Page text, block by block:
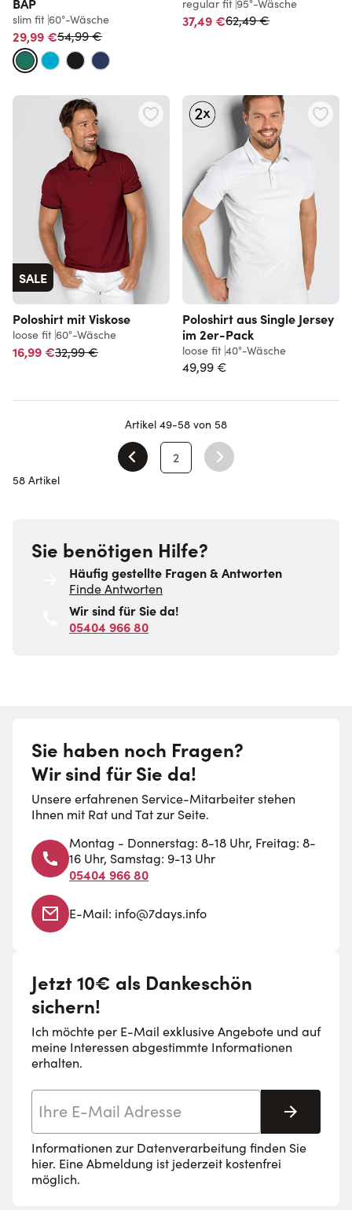
slim fit 60°-Wäsche
29,99 €Normalpreis
54,99 €
regular fit 95°-Wäsche
37,49 €Normalpreis
62,49 €
SALE
Poloshirt mit Viskose
loose fit 60°-Wäsche
16,99 €Normalpreis
32,99 €
Poloshirt aus Single Jersey
im 2er-Pack
loose fit 40°-Wäsche
49,99 €
Artikel 49-58 von 58
Sie lesen gerade Seite
2
58 Artikel
Sie benötigen Hilfe?
Häufig gestellte Fragen & Antworten
Finde Antworten
Wir sind für Sie da!
05404 966 80
Sie haben noch Fragen?
Wir sind für Sie da!
Unsere erfahrenen Service-Mitarbeiter stehen
Ihnen mit Rat und Tat zur Seite.
Montag - Donnerstag: 8-18 Uhr, Freitag: 8-
16 Uhr, Samstag: 9-13 Uhr
05404 966 80
E-Mail: info@7days.info
Jetzt 10€ als Dankeschön
sichern!
Ich möchte per E-Mail exklusive Angebote und auf
meine Interessen abgestimmte Informationen
erhalten.
Informationen zur Datenverarbeitung finden Sie
hier. Eine Abmeldung ist jederzeit kostenfrei
möglich.